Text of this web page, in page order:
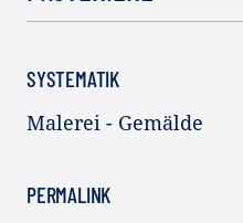
SYSTEMATIK
Malerei - Gemälde
PERMALINK